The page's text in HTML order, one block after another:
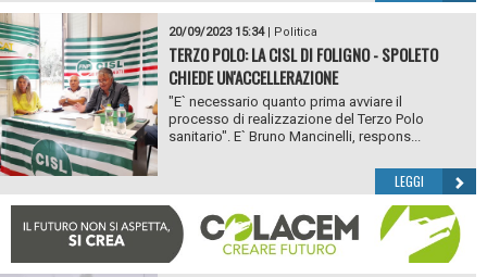
20/09/2023 15:34| Politica
TERZO POLO: LA CISL DI FOLIGNO - SPOLETO
CHIEDE UN'ACCELLERAZIONE
"E` necessario quanto prima avviare il
processo di realizzazione del Terzo Polo
sanitario". E` Bruno Mancinelli, respons...
LEGGI